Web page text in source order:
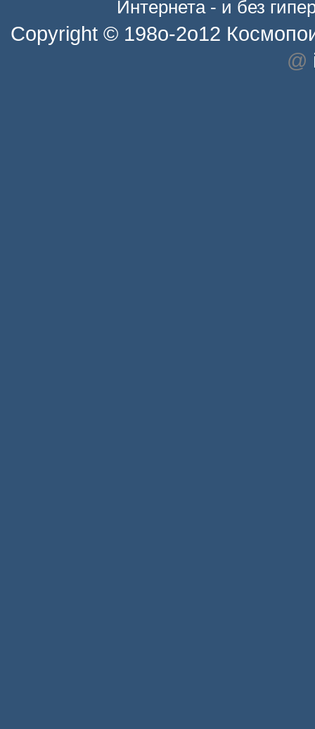
Интернета - и без
Copyright © 198o-2o12
@